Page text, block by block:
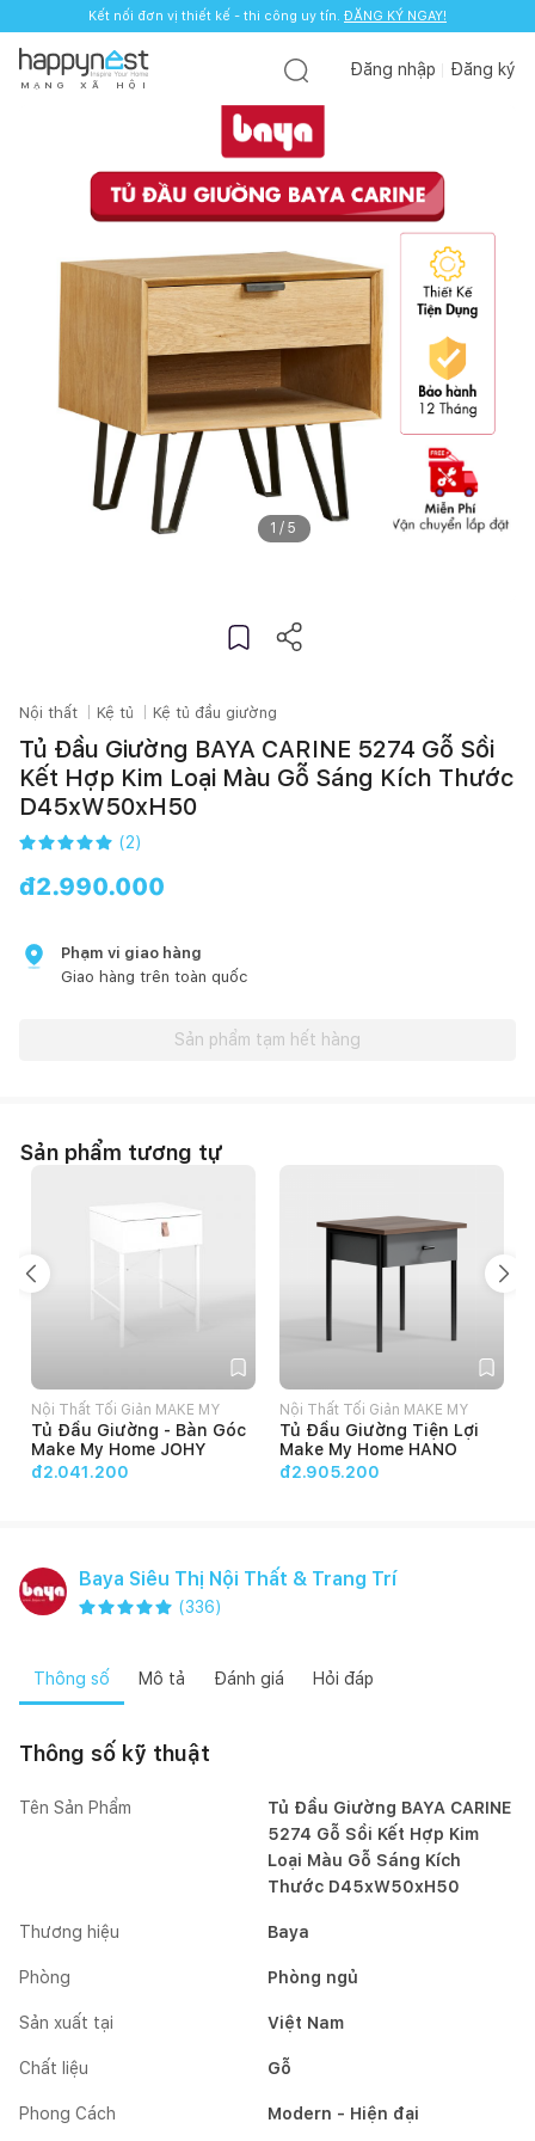
Kết nối đơn vị thiết kế - thi công uy tín. ĐĂNG KÝ NGAY!
M Ạ N G X Ã H Ộ I
Đăng nhập Đăng ký
1 / 5
Nội thất Kệ tủ Kệ tủ đầu giường
Tủ Đầu Giường BAYA CARINE 5274 Gỗ Sồi
Kết Hợp Kim Loại Màu Gỗ Sáng Kích Thước
D45xW50xH50
(2)
đ2.990.000
Phạm vi giao hàng
Giao hàng trên toàn quốc
Sản phẩm tạm hết hàng
Sản phẩm tương tự
Nội Thất Tối Giản MAKE MY
HOME
Tủ Đầu Giường - Bàn Góc
Make My Home JOHY
đ2.041.200
Nội Thất Tối Giản MAKE MY
HOME
Tủ Đầu Giường Tiện Lợi
Make My Home HANO
đ2.905.200
Baya Siêu Thị Nội Thất & Trang Trí
(336)
Thông số Mô tả Đánh giá Hỏi đáp
Thông số kỹ thuật
Tên Sản Phẩm
Tủ Đầu Giường BAYA CARINE
5274 Gỗ Sồi Kết Hợp Kim
Loại Màu Gỗ Sáng Kích
Thước D45xW50xH50
Thương hiệu Baya
Phòng Phòng ngủ
Sản xuất tại Việt Nam
Chất liệu Gỗ
Phong Cách Modern - Hiện đại